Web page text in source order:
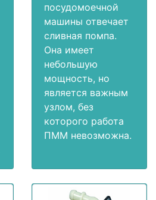
посудомоечной
машины отвечает
сливная помпа.
Она имеет
небольшую
мощность, но
является важным
узлом, без
которого работа
ПММ невозможна.